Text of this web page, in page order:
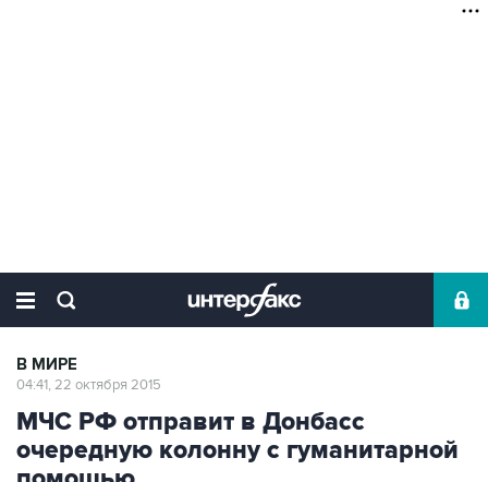
В МИРЕ
04:41, 22 октября 2015
МЧС РФ отправит в Донбасс
очередную колонну с гуманитарной